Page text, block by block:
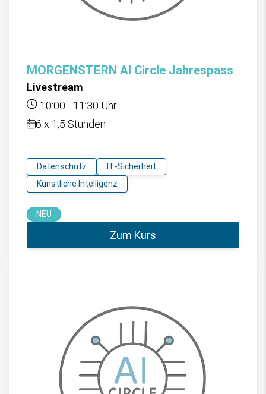
MORGENSTERN AI Circle Jahrespass
Livestream
10:00 - 11:30 Uhr
6 x 1,5 Stunden
Datenschutz
IT-Sicherheit
Künstliche Intelligenz
NEU
Zum Kurs